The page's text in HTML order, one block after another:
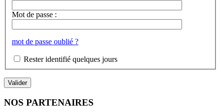
Mot de passe :
mot de passe oublié ?
Rester identifié quelques jours
NOS PARTENAIRES